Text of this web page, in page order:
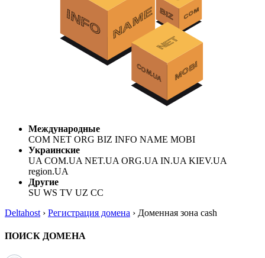
Международные
COM NET ORG BIZ INFO NAME MOBI
Украинские
UA COM.UA NET.UA ORG.UA IN.UA KIEV.UA
region.UA
Другие
SU WS TV UZ CC
Deltahost › Регистрация домена › Доменная зона cash
ПОИСК ДОМЕНА